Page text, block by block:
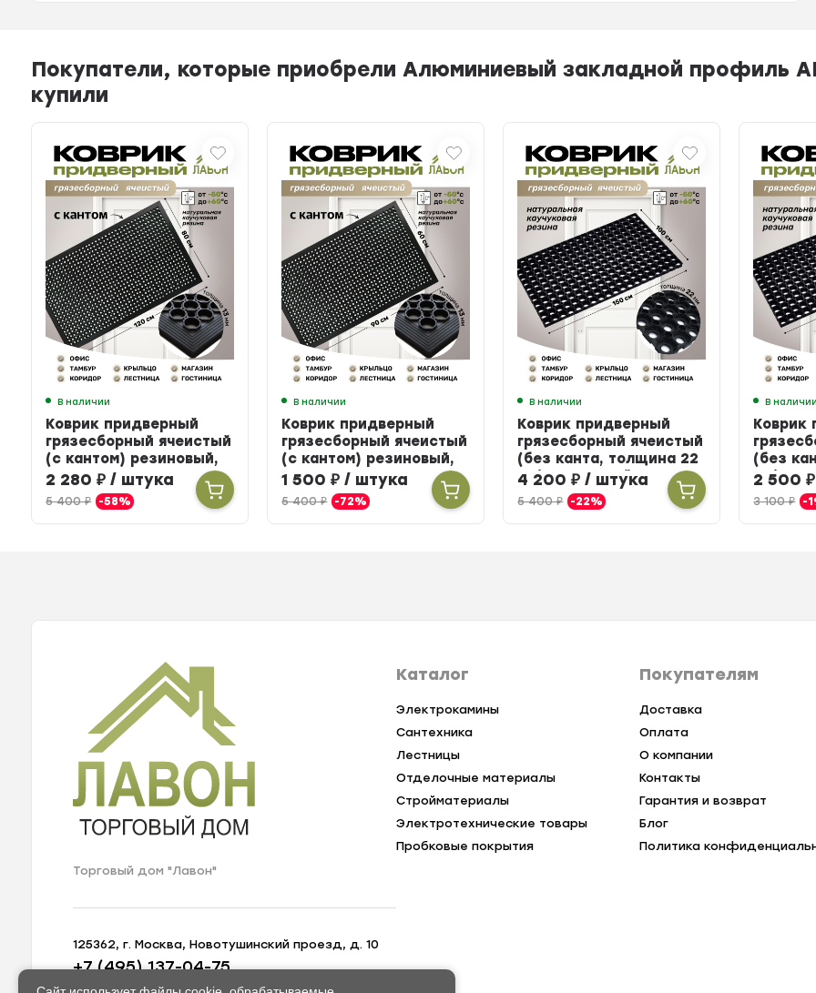
Покупатели, которые приобрели Алюминиевый закладной профиль
купили
В наличии
Коврик придверный
грязесборный ячеистый
(с кантом) резиновый,
80 х 120 см
2 280₽ / штука
5 400₽ -58%
В наличии
Коврик придверный
грязесборный ячеистый
(с кантом) резиновый,
60 х 90 см
1 500₽ / штука
5 400₽ -72%
В наличии
Коврик придверный
грязесборный ячеистый
(без канта, толщина 22
мм) резиновый, 100 х
150 см
4 200₽ / штука
5 400₽ -22%
В наличии
Коврик
(без
мм)
см
2 500₽
3 100₽ -
Торговый дом "Лавон"
125362, г. Москва, Новотушинский проезд, д. 10
+7 (495) 137-04-75
zakaz@lavon-shop.ru
Каталог
Электрокамины
Сантехника
Лестницы
Отделочные материалы
Стройматериалы
Электротехнические товары
Пробковые покрытия
Покупателям
Доставка
Оплата
О компании
Контакты
Гарантия и возврат
Блог
Политика